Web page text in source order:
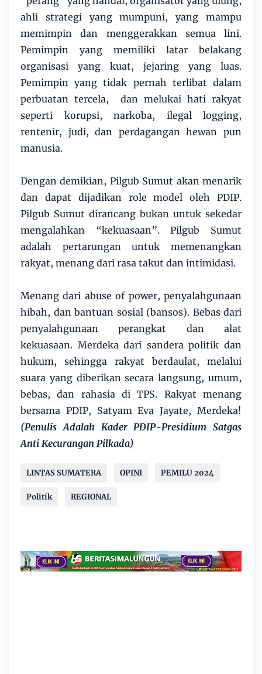
ahli strategi yang mumpuni, yang mampu
memimpin dan menggerakkan semua lini.
Pemimpin yang memiliki latar belakang
organisasi yang kuat, jejaring yang luas.
Pemimpin yang tidak pernah terlibat dalam
perbuatan tercela, dan melukai hati rakyat
seperti korupsi, narkoba, ilegal logging,
rentenir, judi, dan perdagangan hewan pun
manusia.
Dengan demikian, Pilgub Sumut akan menarik
dan dapat dijadikan role model oleh PDIP.
Pilgub Sumut dirancang bukan untuk sekedar
mengalahkan “kekuasaan”. Pilgub Sumut
adalah pertarungan untuk memenangkan
rakyat, menang dari rasa takut dan intimidasi.
Menang dari abuse of power, penyalahgunaan
hibah, dan bantuan sosial (bansos). Bebas dari
penyalahgunaan perangkat dan alat
kekuasaan. Merdeka dari sandera politik dan
hukum, sehingga rakyat berdaulat, melalui
suara yang diberikan secara langsung, umum,
bebas, dan rahasia di TPS. Rakyat menang
bersama PDIP, Satyam Eva Jayate, Merdeka!
(Penulis Adalah Kader PDIP-Presidium Satgas
Anti Kecurangan Pilkada)
LINTAS SUMATERA OPINI PEMILU 2024
Politik REGIONAL